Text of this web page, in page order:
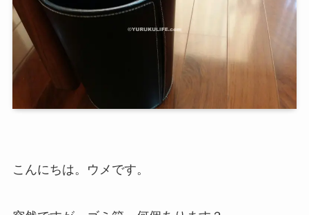
こんにちは。ウメです。